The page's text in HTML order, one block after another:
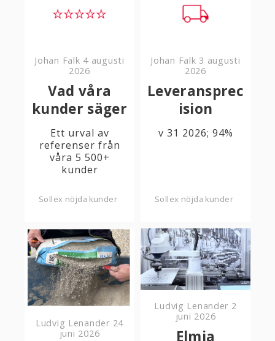
Johan Falk 4 augusti
2026
Vad våra
kunder säger
Ett urval av
referenser från
våra 5 500+
kunder
Sollex nöjda kunder
Johan Falk 3 augusti
2026
Leveransprec
ision
v 31 2026; 94%
Sollex nöjda kunder
Ludvig Lenander 24
juni 2026
Ludvig Lenander 2
juni 2026
Elmia